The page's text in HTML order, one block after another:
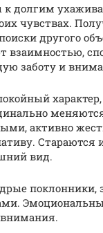
долгим
чувствах.
другого
взаимностью,
заботу и
активно
Стараются
вид.
поклонники,
внимания.